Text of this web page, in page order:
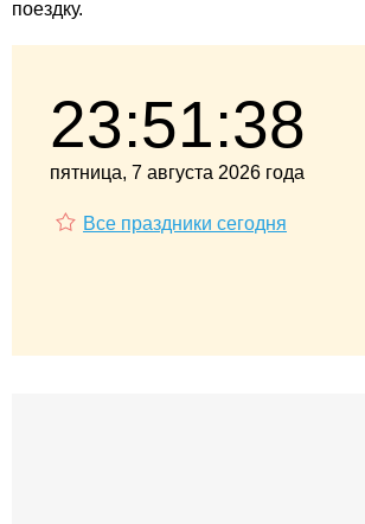
поездку.
23:51:39
пятница, 7 августа 2026 года
Все праздники сегодня